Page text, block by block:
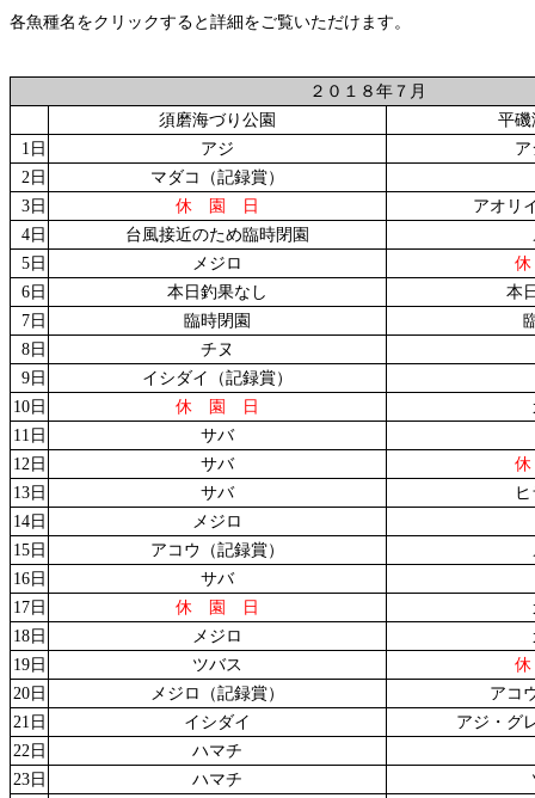
各魚種名をクリックすると詳細をご覧いただけます。
２０１８年７月
須磨海づり公園
平磯
1日
アジ
2日
マダコ（記録賞）
3日
休 園 日
アオリ
4日
台風接近のため臨時閉園
5日
メジロ
6日
本日釣果なし
本
7日
臨時閉園
8日
チヌ
9日
イシダイ（記録賞）
10日
休 園 日
11日
サバ
12日
サバ
13日
サバ
14日
メジロ
15日
アコウ（記録賞）
16日
サバ
17日
休 園 日
18日
メジロ
19日
ツバス
20日
メジロ（記録賞）
アコ
21日
イシダイ
アジ・グ
22日
ハマチ
23日
ハマチ